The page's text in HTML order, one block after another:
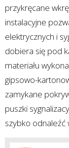
przykręcane
instalacyjne
elektrycznych i
dobiera się pod
materiału
gipsowo-
zamykane
puszki
szybko odnaleźć